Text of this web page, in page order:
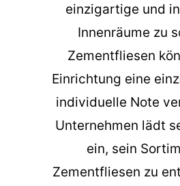
einzigartige und
Innenräume zu
Zementfliesen
Einrichtung eine
individuelle Note
Unternehmen lädt
ein, sein
Zementfliesen zu